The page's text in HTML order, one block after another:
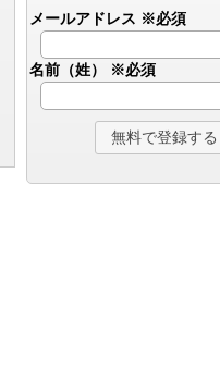
メールアドレス ※必須
名前（姓） ※必須